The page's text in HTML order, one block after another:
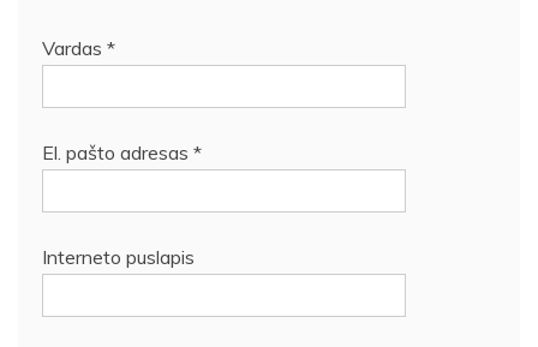
Vardas *
El. pašto adresas *
Interneto puslapis